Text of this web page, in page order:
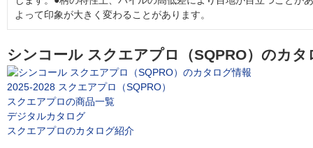
よって印象が大きく変わることがあります。
シンコール スクエアプロ（SQPRO）のカタ
2025-2028 スクエアプロ（SQPRO）
スクエアプロの商品一覧
デジタルカタログ
スクエアプロのカタログ紹介